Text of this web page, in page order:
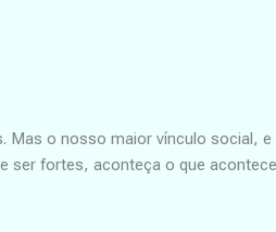
Mas o nosso maior vínculo social,
fortes, aconteça o que